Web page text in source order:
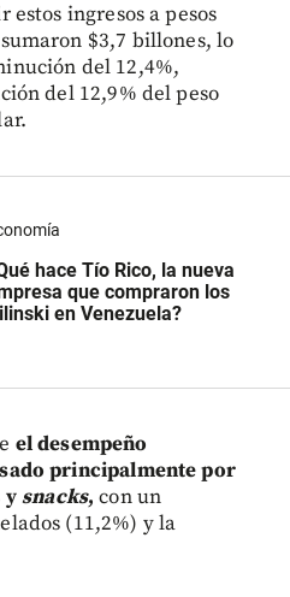
ingresos a pesos
$3,7 billones, lo
del 12,4%,
del 12,9% del peso
hace Tío Rico, la nueva
que compraron los
en Venezuela?
el desempeño
principalmente por
ysnacks, con un
(11,2%) y la